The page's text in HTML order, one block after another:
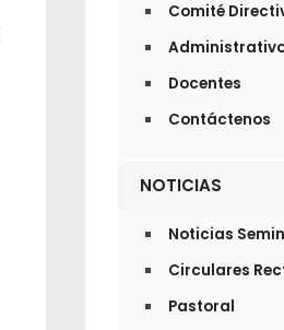
Comité
Docentes
Contáctenos
NOTICIAS
Noticias
Circulares
Pastoral